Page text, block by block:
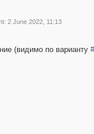
2 June 2022, 11:13
(видимо по варианту